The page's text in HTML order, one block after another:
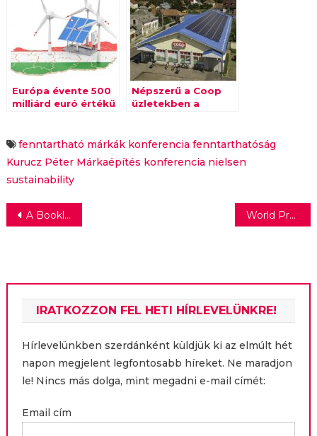
Európa évente 500
milliárd euró értékű
Népszerű a Coop
üzletekben a
fenntartható márkák konferencia fenntarthatóság
Kurucz Péter Márkaépítés konferencia nielsen
sustainability
Bejegyzés
A Bookline lett az Év kereskedője World Press Photo: ismét a Reverb végzi a kommunikációs feladatokat
IRATKOZZON FEL HETI HÍRLEVELÜNKRE!
Hírlevelünkben szerdánként küldjük ki az elmúlt hét
napon megjelent legfontosabb híreket. Ne maradjon
le! Nincs más dolga, mint megadni e-mail címét:
Email cím